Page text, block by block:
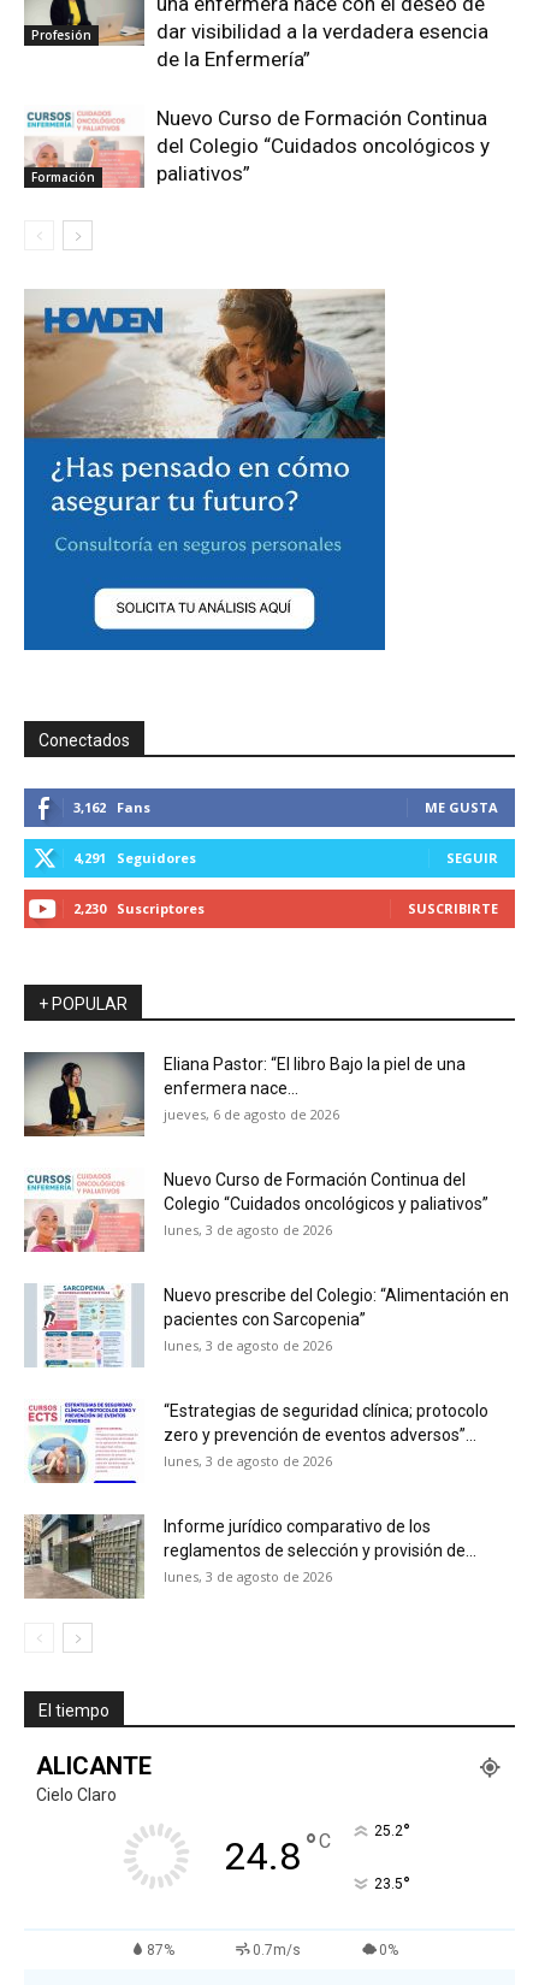
Profesión
dar visibilidad a la verdadera esencia
de la Enfermería”
Formación
Nuevo Curso de Formación Continua
del Colegio “Cuidados oncológicos y
paliativos”
Conectados
3,162 Fans ME GUSTA
4,291 Seguidores SEGUIR
2,230 Suscriptores SUSCRIBIRTE
+ POPULAR
Eliana Pastor: “El libro Bajo la piel de una
enfermera nace...
jueves, 6 de agosto de 2026
Nuevo Curso de Formación Continua del
Colegio “Cuidados oncológicos y paliativos”
lunes, 3 de agosto de 2026
Nuevo prescribe del Colegio: “Alimentación en
pacientes con Sarcopenia”
lunes, 3 de agosto de 2026
“Estrategias de seguridad clínica; protocolo
zero y prevención de eventos adversos”...
lunes, 3 de agosto de 2026
Informe jurídico comparativo de los
reglamentos de selección y provisión de...
lunes, 3 de agosto de 2026
El tiempo
ALICANTE
Cielo Claro
24.8°C 25.2°
23.5°
87% 0.7m/s 0%